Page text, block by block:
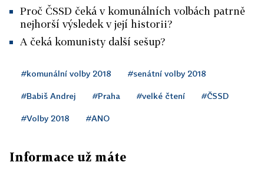
Proč ČSSD čeká v komunálních volbách patrně
nejhorší výsledek v její historii?
A čeká komunisty další sešup?
#komunální volby 2018 #senátní volby 2018
#Babiš Andrej #Praha #velké čtení #ČSSD
#Volby 2018 #ANO
Informace už máte